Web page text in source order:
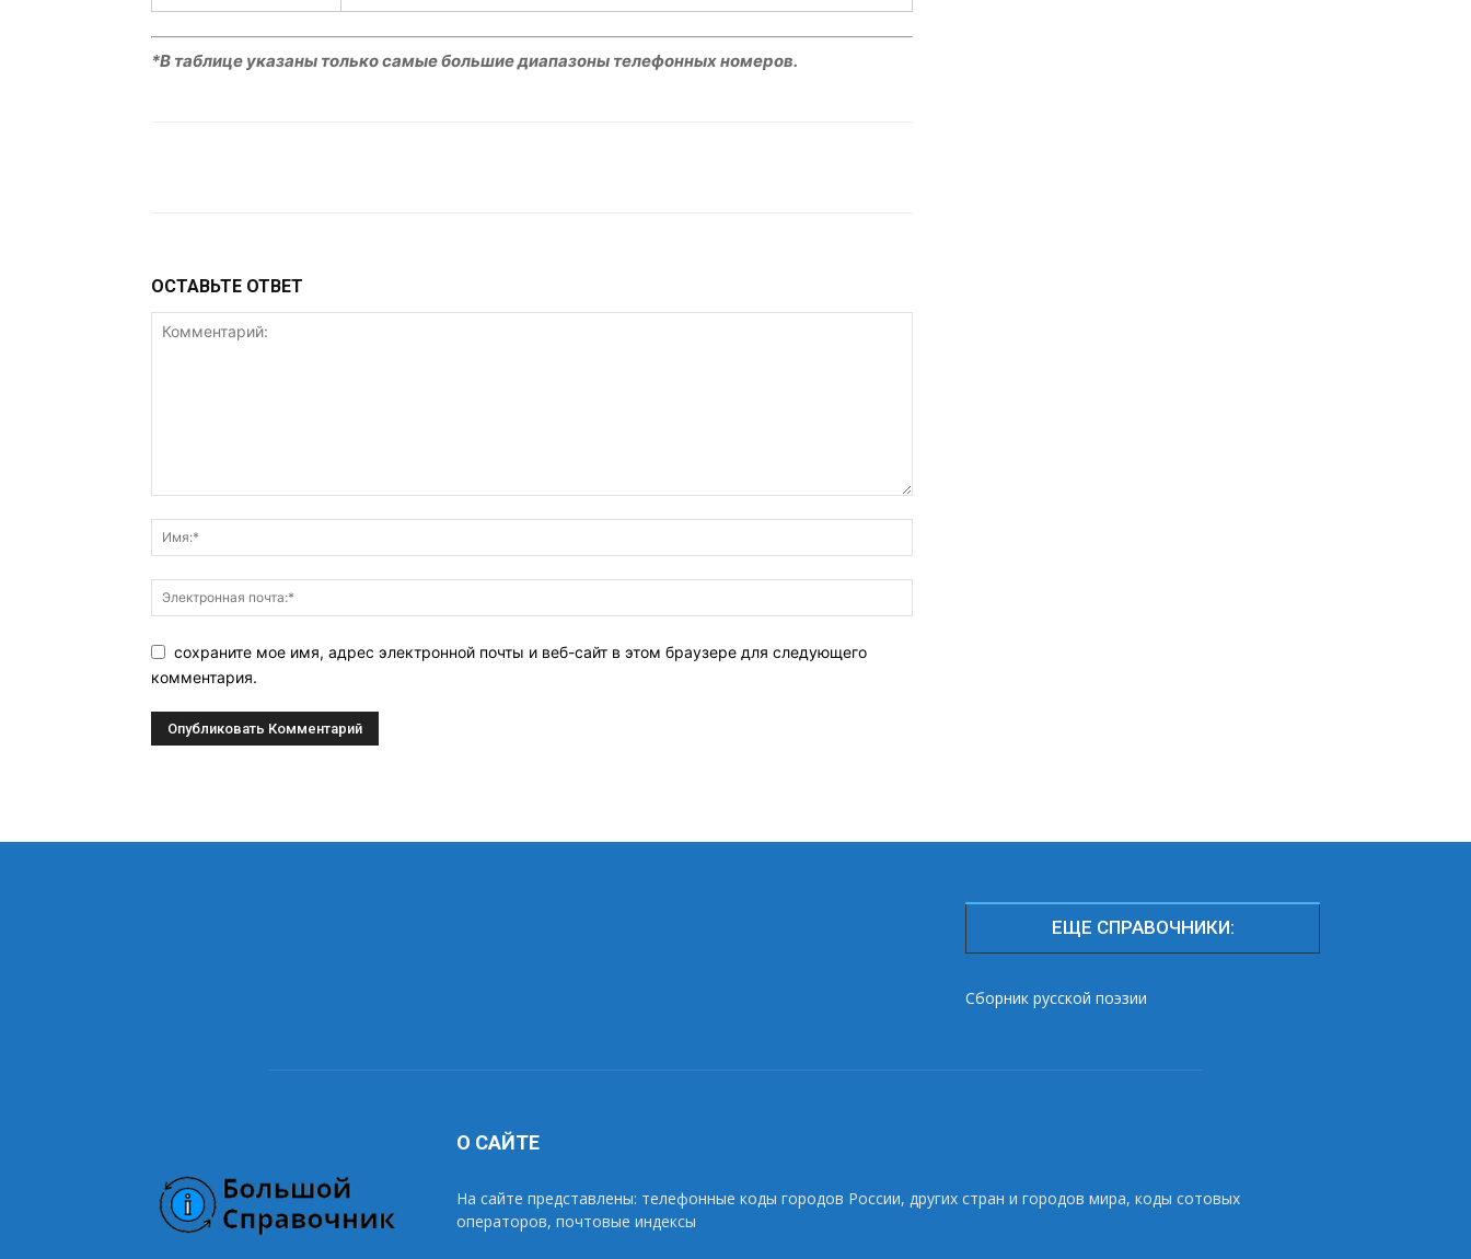
*В таблице указаны только самые большие диапазоны телефонных номеров.
ОСТАВЬТЕ ОТВЕТ
сохраните мое имя, адрес электронной почты и веб-сайт в этом браузере для следующего
комментария.
ЕЩЕ СПРАВОЧНИКИ:
Сборник русской поэзии
О САЙТЕ
На сайте представлены: телефонные коды городов России, других стран и городов мира, коды сотовых
операторов, почтовые индексы